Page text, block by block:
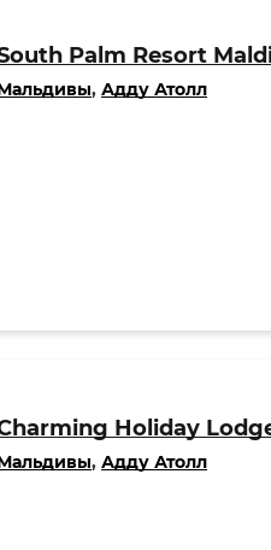
Palm Resort
, Адду Атолл
Holiday
, Адду Атолл